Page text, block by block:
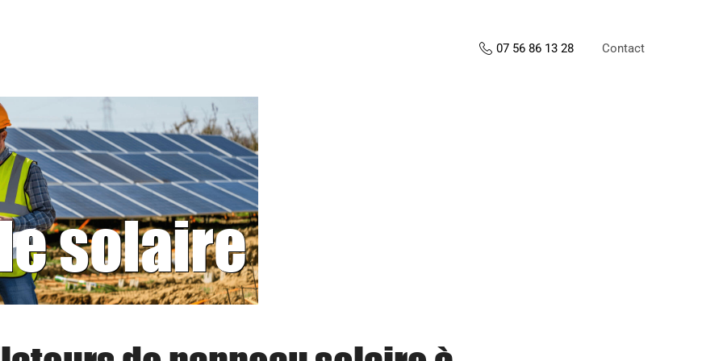
07 56 86 13 28 Contact
solaire